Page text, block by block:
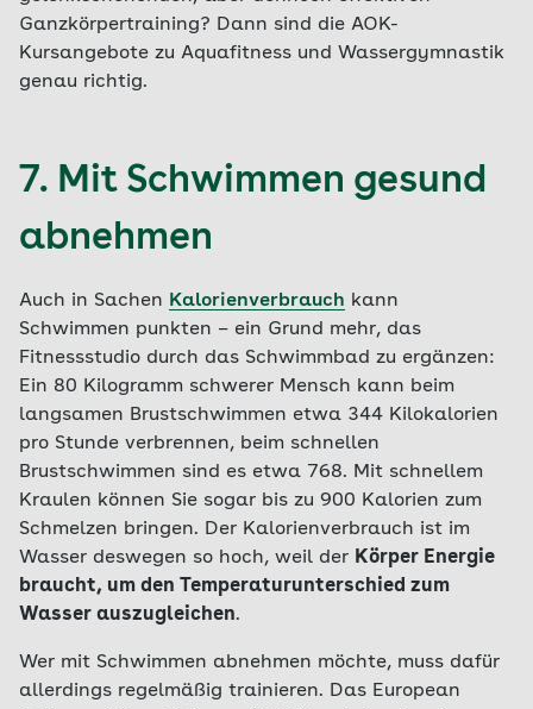
Ganzkörpertraining? Dann sind die AOK-
Kursangebote zu Aquafitness und Wassergymnastik
genau richtig.
7. Mit Schwimmen gesund
abnehmen
Auch in Sachen Kalorienverbrauch kann
Schwimmen punkten – ein Grund mehr, das
Fitnessstudio durch das Schwimmbad zu ergänzen:
Ein 80 Kilogramm schwerer Mensch kann beim
langsamen Brustschwimmen etwa 344 Kilokalorien
pro Stunde verbrennen, beim schnellen
Brustschwimmen sind es etwa 768. Mit schnellem
Kraulen können Sie sogar bis zu 900 Kalorien zum
Schmelzen bringen. Der Kalorienverbrauch ist im
Wasser deswegen so hoch, weil der Körper Energie
braucht, um den Temperaturunterschied zum
Wasser auszugleichen.
Wer mit Schwimmen abnehmen möchte, muss dafür
allerdings regelmäßig trainieren. Das European